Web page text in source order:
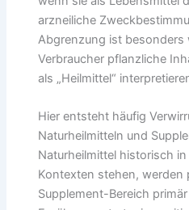
arzneiliche
Abgrenzung ist besonders
Verbraucher pflanzliche
als „Heilmittel“
Hier entsteht häufig
Naturheilmitteln und
Naturheilmittel historisch
Kontexten stehen, werden
Supplement-Bereich